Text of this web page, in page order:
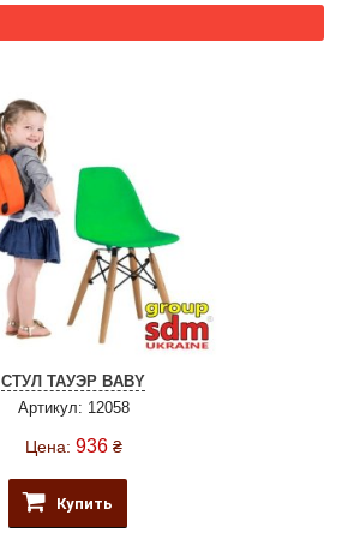
СТУЛ ТАУЭР BABY
Артикул: 12058
Цена: 936 ₴
Купить